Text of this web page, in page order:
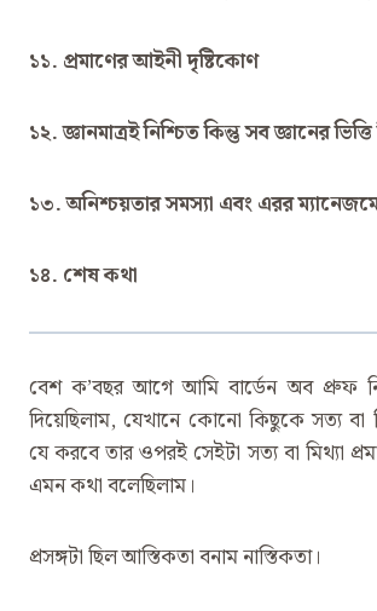
১১. প্রমাণের আইনী দৃষ্টিকোণ
১২. জ্ঞানমাত্রই নিশ্চিত কিন্তু সব জ্ঞানের
১৩. অনিশ্চয়তার সমস্যা এবং এরর
১৪. শেষ কথা
বেশ ক’বছর আগে আমি বার্ডেন অব প্রুফ
দিয়েছিলাম, যেখানে কোনো কিছুকে সত্য বা
যে করবে তার ওপরই সেইটা সত্য বা মিথ্যা
এমন কথা বলেছিলাম।
প্রসঙ্গটা ছিল আস্তিকতা বনাম নাস্তিকতা।